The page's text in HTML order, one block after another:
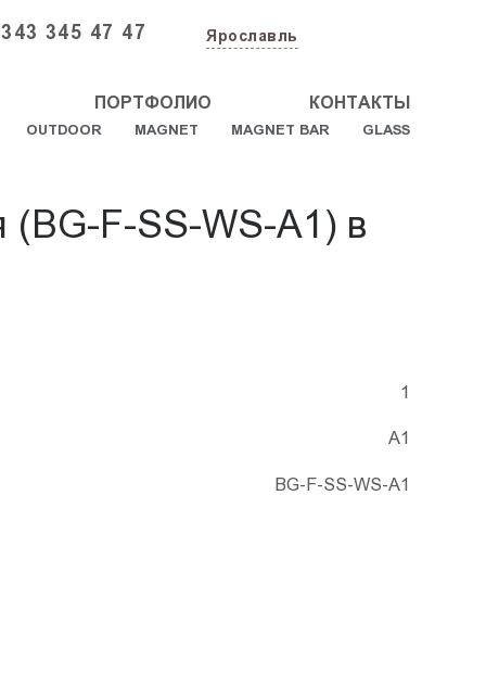
345 47 47 Ярославль
ПОРТФОЛИО КОНТАКТЫ
OUTDOOR MAGNET MAGNET BAR GLASS
(BG-F-SS-WS-A1) в
1
А1
BG-F-SS-WS-A1